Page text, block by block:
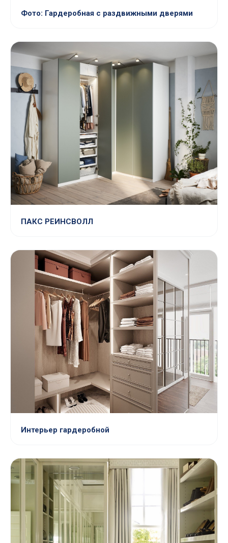
Фото: Гардеробная с раздвижными дверями
ПАКС РЕИНСВОЛЛ
Интерьер гардеробной